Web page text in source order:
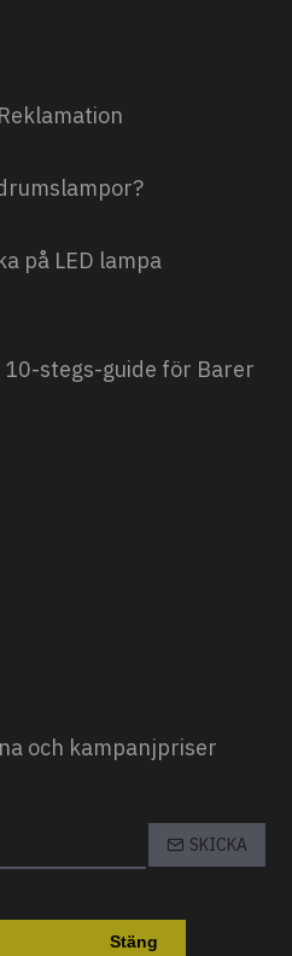
Stäng
på LED lampa
10-stegs-guide för Barer
och kampanjpriser
SKICKA